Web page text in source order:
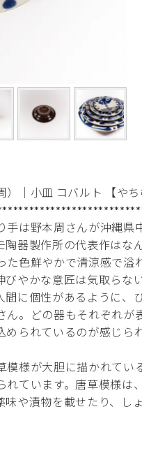
｜小皿 コバルト 【やち
手は野本周さんが沖縄県
陶器製作所の代表作はな
た色鮮やかで清涼感で溢
びやかな意匠は気取らな
間に個性があるように、
ん。どの器もそれぞれが
られているのが感じられ
様が大胆に描かれてい
れています。唐草模様は
味や漬物を載せたり、し